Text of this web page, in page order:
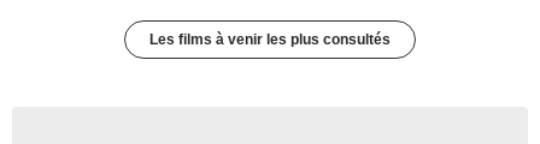
Les films à venir les plus consultés